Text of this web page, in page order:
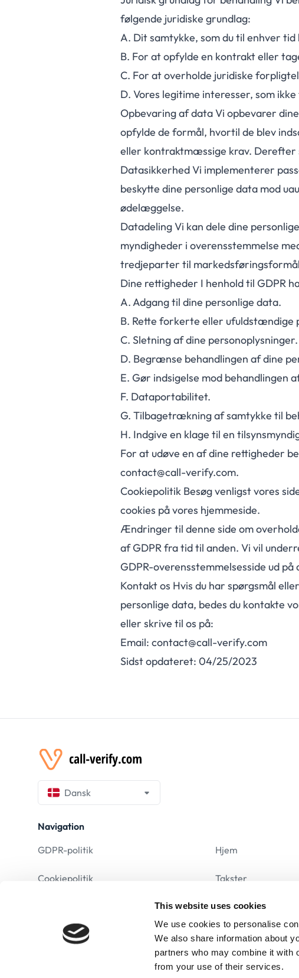
This website uses cookies
We use cookies to personalise
We also share information about
partners who may combine it with
from your use of their services.
følgende juridiske grundlag:
A. Dit samtykke, som du til enhver
B. For at opfylde en kontrakt eller
C. For at overholde juridiske
D. Vores legitime interesser, som
Opbevaring af data Vi opbevarer
opfylde de formål, hvortil de blev
eller kontraktmæssige krav. Derefter
Datasikkerhed Vi implementerer
beskytte dine personlige data mod
ødelæggelse.
Datadeling Vi kan dele dine
myndigheder i overensstemmelse
tredjeparter til
Dine rettigheder I henhold til GDPR
A.Adgang til dine personlige data.
B. Rette forkerte eller ufuldstændige
C. Sletning af dine personoplysninger.
D. Begrænse behandlingen af dine
E. Gør indsigelse mod behandlingen
F. Dataportabilitet.
G. Tilbagetrækning af samtykke til
H. Indgive en klage til en
For at udøve en af dine rettigheder
contact@call-verify.com.
Cookiepolitik Besøg venligst vores
cookies på vores hjemmeside.
Ændringer til denne side om
af GDPR fra tid til anden. Vi vil
GDPR-overensstemmelsesside ud
Kontakt os Hvis du har spørgsmål
personlige data, bedes du kontakte
eller skrive til os på:
Email: contact@call-verify.com
Sidst opdateret: 04/25/2023
Dansk
Navigation
Hjem
Takster
F.A.Q
Cookiepolitik
Vilkår og betingelser
GDPR-politik